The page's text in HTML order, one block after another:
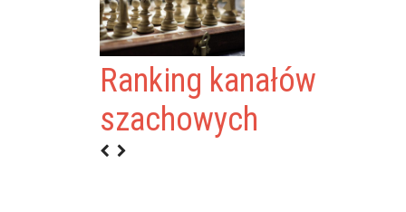
Ranking kanałów
szachowych
FILMY